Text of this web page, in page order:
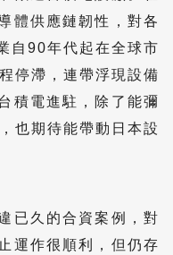
體供應鏈韌性，對各
自90年代起在全球市
停滯，連帶浮現設備
積電進駐，除了能彌
也期待能帶動日本設
已久的合資案例，對
運作很順利，但仍存